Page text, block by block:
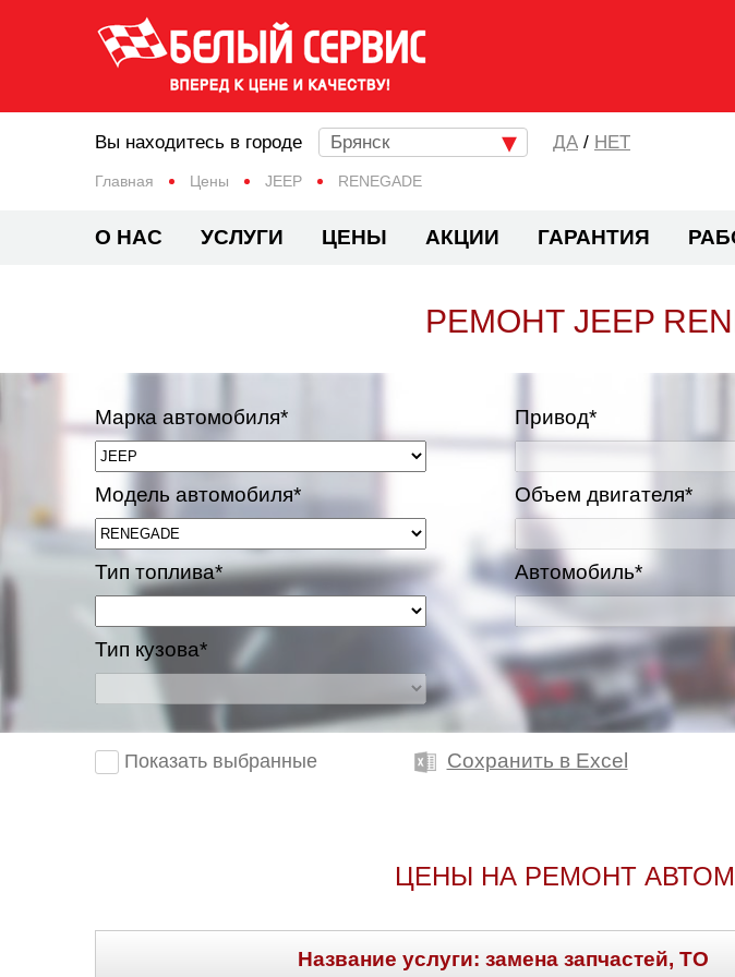
Главная Цены JEEP RENEGADE
Вы находитесь в городе Брянск / НЕТ
О НАС УСЛУГИ ЦЕНЫ АКЦИИ ГАРАНТИЯ
РЕМОНТ JEEP
Марка автомобиля*
Модель автомобиля*
Тип топлива*
Тип кузова*
Привод*
Объем двигателя*
Автомобиль*
Показать выбранные Сохранить в Excel
ЦЕНЫ НА РЕМОНТ
Название услуги: замена запчастей, ТО